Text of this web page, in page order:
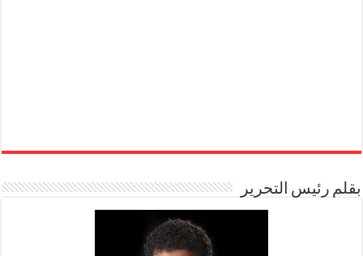
بقلم رئيس التحرير